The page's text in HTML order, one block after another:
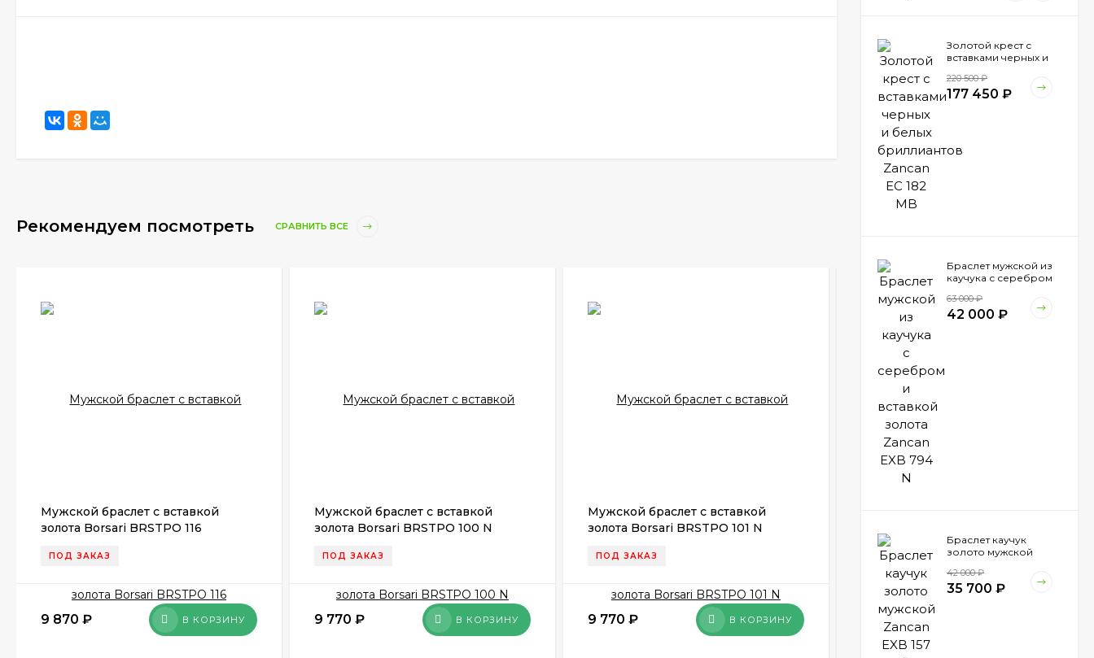
Рекомендуем посмотреть СРАВНИТЬ ВСЕ
Мужской браслет с вставкой
золота Borsari BRSTPO 116
ПОД ЗАКАЗ
9 870 ₽ В КОРЗИНУ
Мужской браслет с вставкой
золота Borsari BRSTPO 100 N
ПОД ЗАКАЗ
9 770 ₽ В КОРЗИНУ
Мужской браслет с вставкой
золота Borsari BRSTPO 101 N
ПОД ЗАКАЗ
9 770 ₽ В КОРЗИНУ
ПОД ЗАКАЗ
9 770
Золотой крест с
вставками черных и
Zancan EC 182 MB
220 500₽
177 450 ₽
Браслет мужской из
каучука с серебром
Zancan EXB 794 N
63 000₽
42 000 ₽
Браслет каучук
золото мужской
42 000₽
35 700 ₽